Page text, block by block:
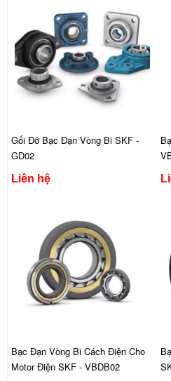
Gối Đỡ Bạc Đạn Vòng Bi SKF -
GD02
Liên hệ
Bạc Đạn Vòng Bi Cách Điện Cho
Motor Điện SKF - VBDB02